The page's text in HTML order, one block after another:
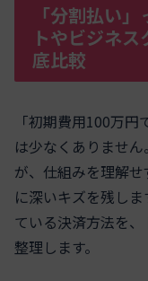
「分割払い
トやビジネ
底比較
「初期費用100万
は少なくありませ
が、仕組みを理解
に深いキズを残し
ている決済方法を
整理します。